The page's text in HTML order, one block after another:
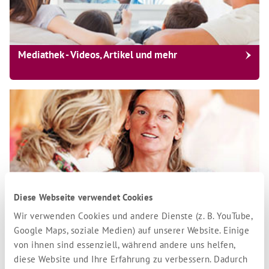
Diese Webseite verwendet Cookies
Wir verwenden Cookies und andere Dienste (z. B. YouTube,
Google Maps, soziale Medien) auf unserer Website. Einige
von ihnen sind essenziell, während andere uns helfen,
diese Website und Ihre Erfahrung zu verbessern. Dadurch
Mediathek - Videos, Artikel und mehr
Transformations-Therapeuten und Coaches nach
Robert Betz